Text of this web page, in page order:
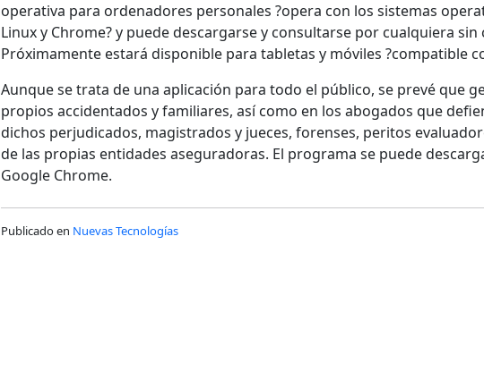
operativa para ordenadores personales ?opera con los sistemas
Linux y Chrome? y puede descargarse y consultarse por cualquiera sin
Próximamente estará disponible para tabletas y móviles ?compatible
Aunque se trata de una aplicación para todo el público, se prevé que
propios accidentados y familiares, así como en los abogados que
dichos perjudicados, magistrados y jueces, forenses, peritos
de las propias entidades aseguradoras. El programa se puede
Google Chrome.
Publicado en Nuevas Tecnologías